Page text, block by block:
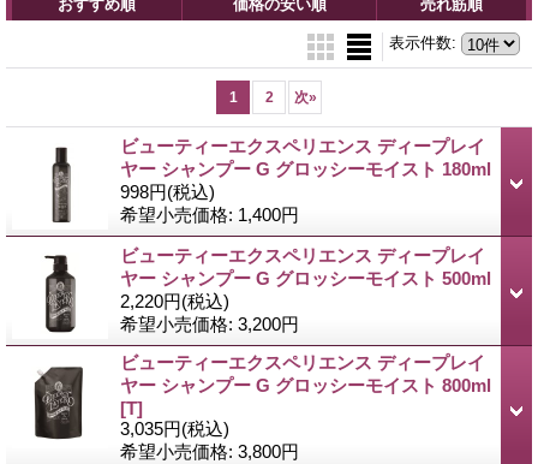
おすすめ順 価格の安い順 売れ筋順
表示件数:
1 2 次»
ビューティーエクスペリエンス ディープレイ
ヤー シャンプー G グロッシーモイスト 180ml
998円(税込)
希望小売価格: 1,400円
ビューティーエクスペリエンス ディープレイ
ヤー シャンプー G グロッシーモイスト 500ml
2,220円(税込)
希望小売価格: 3,200円
ビューティーエクスペリエンス ディープレイ
ヤー シャンプー G グロッシーモイスト 800ml
[T]
3,035円(税込)
希望小売価格: 3,800円